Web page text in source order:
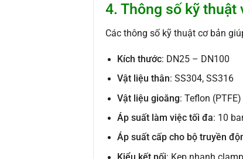
4. Thông số kỹ thuật
Các thông số kỹ thuật cơ bản
Kích thước: DN25 – DN100
Vật liệu thân: SS304, SS316
Vật liệu gioăng: Teflon (PTFE)
Áp suất làm việc tối đa: 10
Áp suất cấp cho bộ truyền